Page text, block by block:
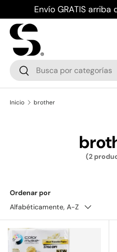
Ir al contenido
Envío GRATIS
Buscar
Buscar
Inicio brother
(2
Ordenar por
Alfabéticamente, A-Z